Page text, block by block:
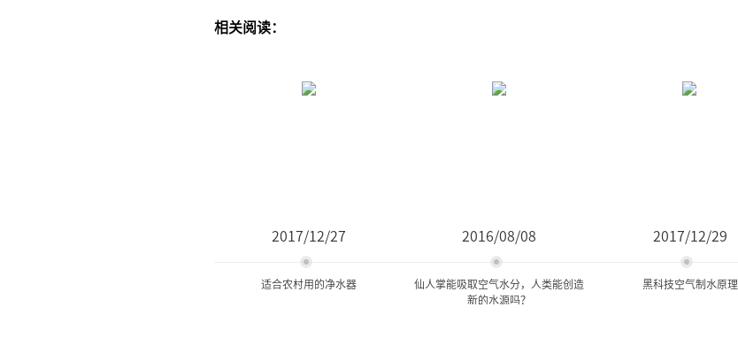
相关阅读：
2017/12/27
适合农村用的净水器
2016/08/08
仙人掌能吸取空气水分，人类能创造
新的水源吗？
2017/12/29
黑科技空气制水原理